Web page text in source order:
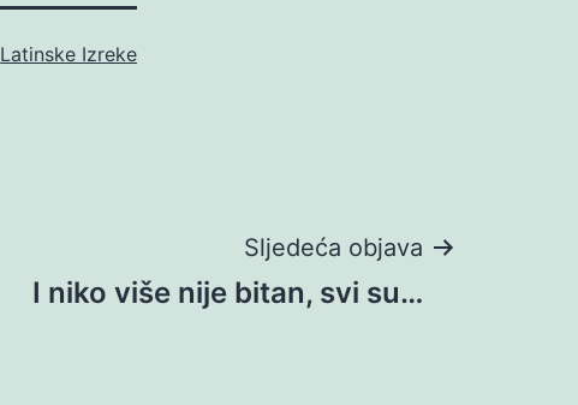
Latinske Izreke
Sljedeća objava
I niko više nije bitan, svi su…